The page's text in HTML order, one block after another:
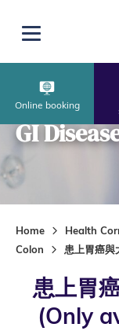
Open menu
Online booking
GI
Home Health
Colon
患上胃癌
患上胃
(Only